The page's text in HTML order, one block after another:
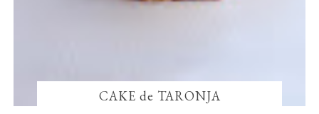
CAKE de TARONJA